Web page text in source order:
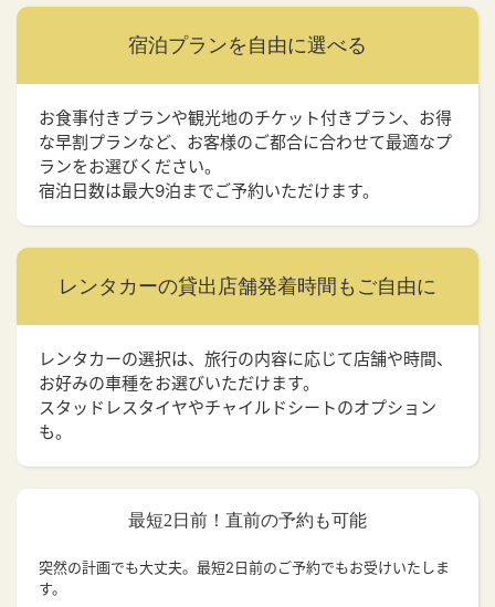
宿泊プランを 自由に選べる
お食事付きプランや観光地のチケット付きプラン、お得
な早割プランなど、お客様のご都合に合わせて最適なプ
ランをお選びください。
宿泊日数は最大9泊までご予約いただけます。
レンタカーの貸出店舗発着時間もご自由に
レンタカーの選択は、旅行の内容に応じて店舗や時間、
お好みの車種をお選びいただけます。
スタッドレスタイヤやチャイルドシートのオプション
も。
最短2日前！直前の予約も可能
突然の計画でも大丈夫。 最短2日前のご予約でもお受けいたしま
す。